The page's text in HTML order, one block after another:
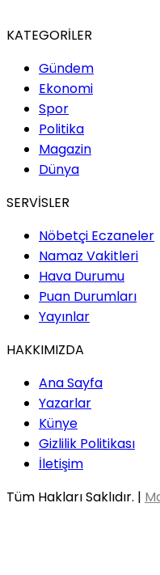
KATEGORİLER
Gündem
Ekonomi
Spor
Politika
Magazin
Dünya
SERVİSLER
Nöbetçi Eczaneler
Namaz Vakitleri
Hava Durumu
Puan Durumları
Yayınlar
HAKKIMIZDA
Ana Sayfa
Yazarlar
Künye
Gizlilik Politikası
İletişim
Tüm Hakları Saklıdır. |